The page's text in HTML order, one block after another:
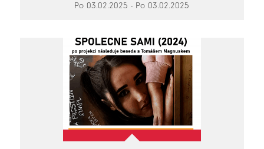
Po 03.02.2025 - Po 03.02.2025